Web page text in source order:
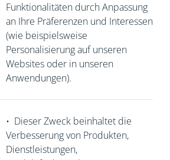
Funktionalitäten durch Anpassung
an Ihre Präferenzen und Interessen
(wie beispielsweise
Personalisierung auf unseren
Websites oder in unseren
Anwendungen).
• Dieser Zweck beinhaltet die
Verbesserung von Produkten,
Dienstleistungen,